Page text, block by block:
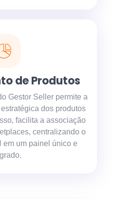
de Produtos
Gestor Seller permite a
dos produtos
facilita a associação
centralizando o
em um painel único e